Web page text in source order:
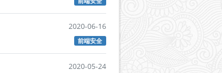
2020-06-16
前端安全
2020-05-24